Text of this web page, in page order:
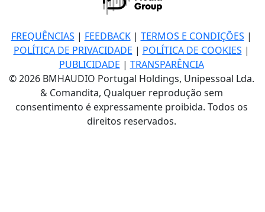
FREQUÊNCIAS | FEEDBACK| TERMOS E CONDIÇÕES |
POLÍTICA DE PRIVACIDADE | POLÍTICA DE COOKIES |
PUBLICIDADE | TRANSPARÊNCIA
© 2026 BMHAUDIO Portugal Holdings, Unipessoal Lda.
& Comandita, Qualquer reprodução sem
consentimento é expressamente proibida. Todos os
direitos reservados.